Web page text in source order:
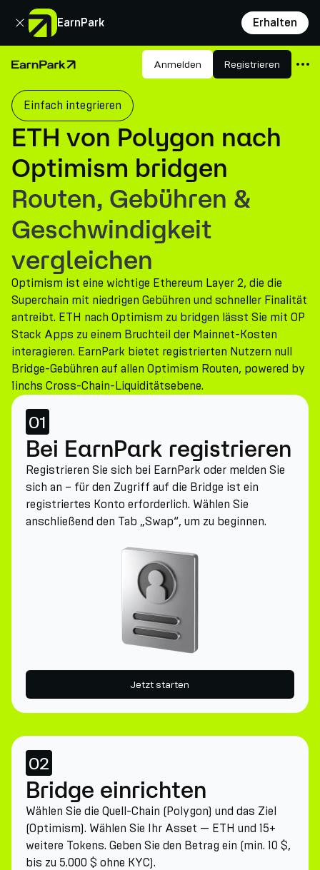
EarnPark Erhalten
Schließen
Startseite Anmelden Registrieren
Produkte
Märkte
Rechner
PARK Token
Ressourcen
Unternehmen
Einfach integrieren
ETH von Polygon nach
Optimism bridgen
Routen, Gebühren &
Geschwindigkeit
vergleichen
Optimism ist eine wichtige Ethereum Layer 2, die die
Superchain mit niedrigen Gebühren und schneller Finalität
antreibt. ETH nach Optimism zu bridgen lässt Sie mit OP
Stack Apps zu einem Bruchteil der Mainnet-Kosten
interagieren. EarnPark bietet registrierten Nutzern null
Bridge-Gebühren auf allen Optimism Routen, powered by
1inchs Cross-Chain-Liquiditätsebene.
01
Bei EarnPark registrieren
Registrieren Sie sich bei EarnPark oder melden Sie
sich an – für den Zugriff auf die Bridge ist ein
registriertes Konto erforderlich. Wählen Sie
anschließend den Tab „Swap“, um zu beginnen.
Jetzt starten
02
Bridge einrichten
Wählen Sie die Quell-Chain (Polygon) und das Ziel
(Optimism). Wählen Sie Ihr Asset — ETH und 15+
weitere Tokens. Geben Sie den Betrag ein (min. 10 $,
bis zu 5.000 $ ohne KYC).